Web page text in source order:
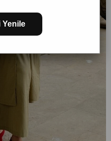
Yenile